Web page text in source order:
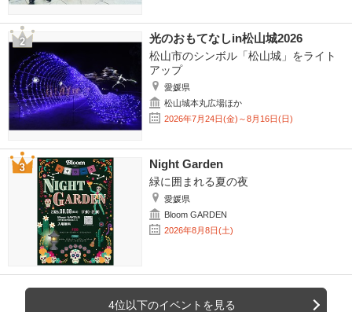
光のおもてなしin松山城2026
松山市のシンボル「松山城」をライト
アップ
愛媛県
松山城本丸広場ほか
2026年7月24日(金)～8月16日(日)
Night Garden
緑に囲まれる夏の夜
愛媛県
Bloom GARDEN
2026年8月8日(土)
4位以下のイベントを見る